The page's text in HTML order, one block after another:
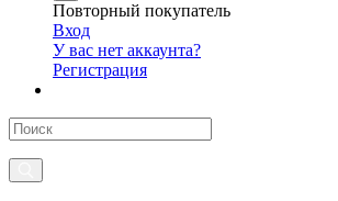
Повторный покупатель
Вход
У вас нет аккаунта?
Регистрация